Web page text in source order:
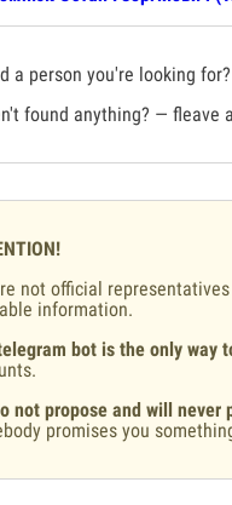
a person you're looking
found anything? — fleave
not official
information.
bot is the only way
not propose and will
promises you